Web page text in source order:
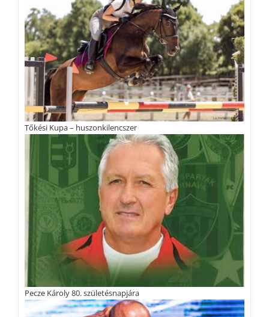
Tőkési Kupa – huszonkilencszer
Pecze Károly 80. születésnapjára